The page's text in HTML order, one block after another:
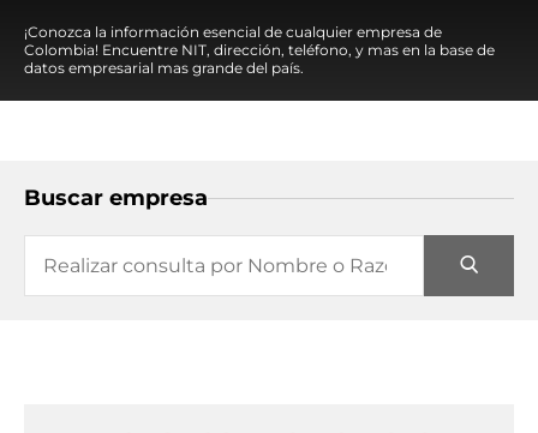
¡Conozca la información esencial de cualquier empresa de
Colombia! Encuentre NIT, dirección, teléfono, y mas en la base de
datos empresarial mas grande del país.
Buscar empresa